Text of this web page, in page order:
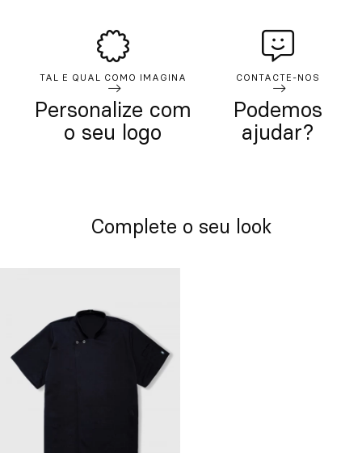
TAL E QUAL COMO IMAGINA
Personalize com
o seu logo
CONTACTE-NOS
Podemos
ajudar?
Complete o seu look